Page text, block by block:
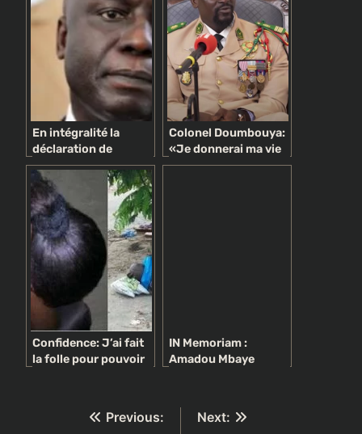
En intégralité la
déclaration de
politique générale du
PM Idrissa Seck
supprimée des
archives nationales
Colonel Doumbouya:
«Je donnerai ma vie
entière au peuple de
Confidence: J’ai fait
la folle pour pouvoir
IN Memoriam :
Amadou Mbaye
» du reportage tout
terrain
Navigation
Previous:
Next: